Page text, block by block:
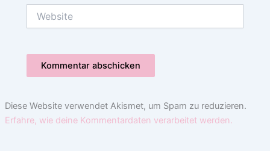
Diese Website verwendet Akismet, um Spam zu reduzieren.
Erfahre, wie deine Kommentardaten verarbeitet werden.